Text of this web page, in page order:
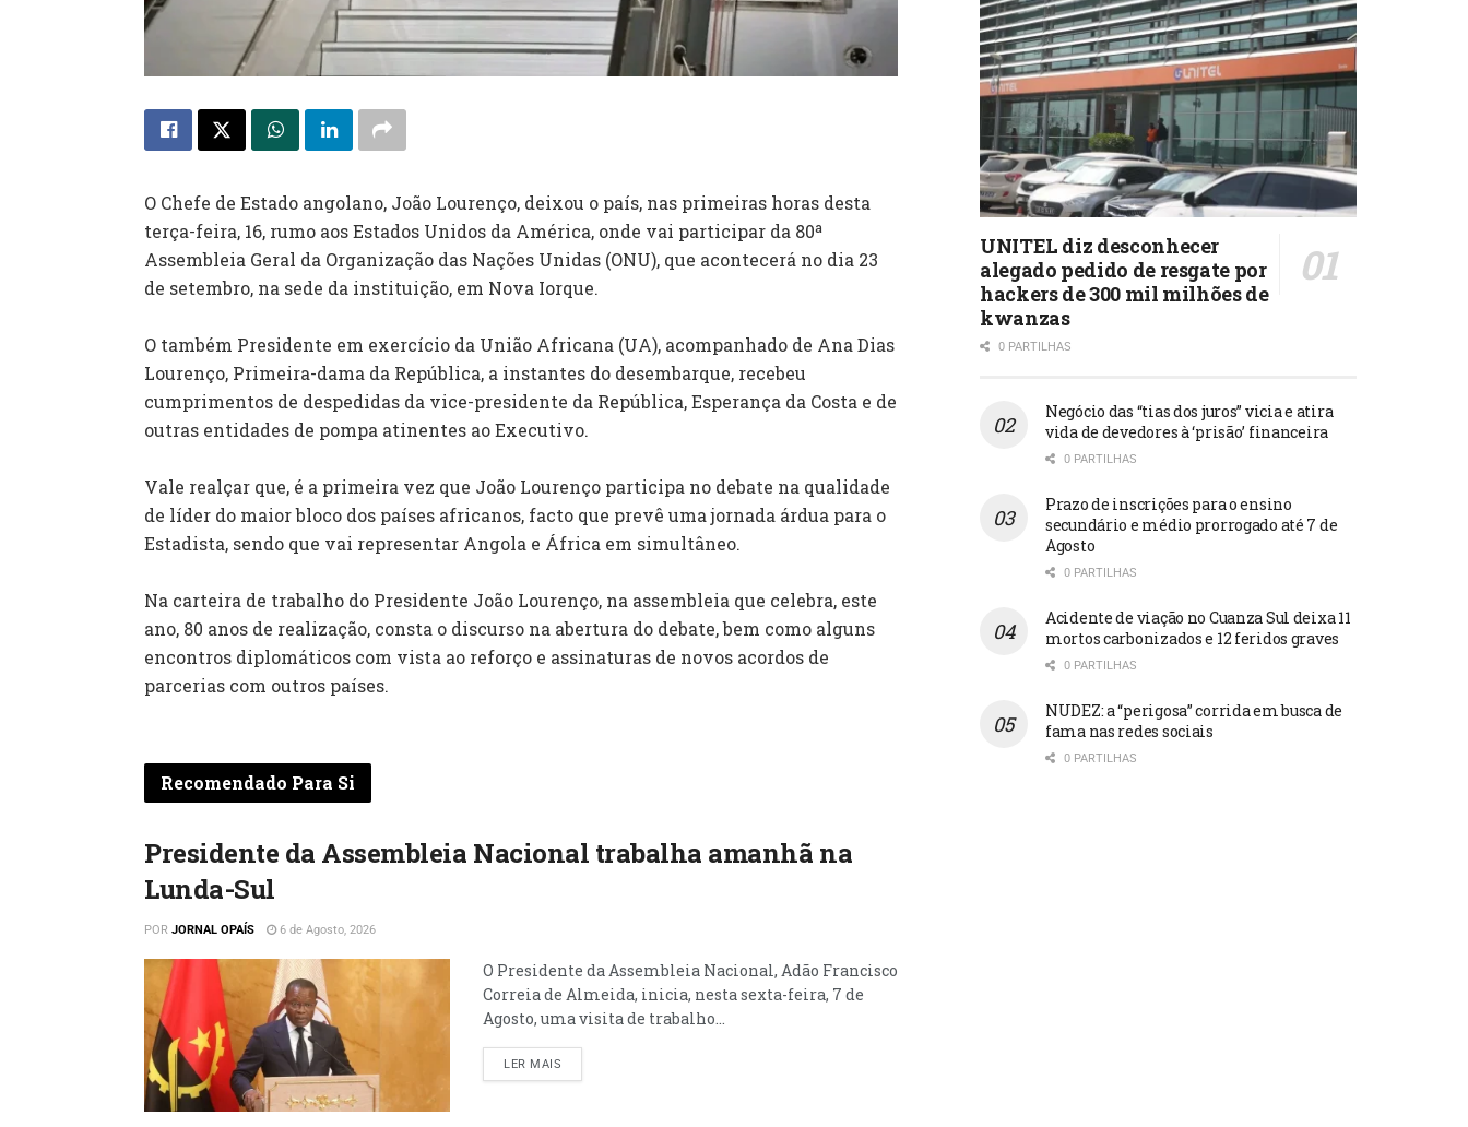
O Chefe de Estado angolano, João Lourenço, deixou o país, nas primeiras horas desta
terça-feira, 16, rumo aos Estados Unidos da América, onde vai participar da 80ª
Assembleia Geral da Organização das Nações Unidas (ONU), que acontecerá no dia 23
de setembro, na sede da instituição, em Nova Iorque.
‎O também Presidente em exercício da União Africana (UA), acompanhado de Ana Dias
Lourenço, Primeira-dama da República, a instantes do desembarque, recebeu
cumprimentos de despedidas da vice-presidente da República, Esperança da Costa e de
outras entidades de pompa atinentes ao Executivo.
‎Vale realçar que, é a primeira vez que João Lourenço participa no debate na qualidade
de líder do maior bloco dos países africanos, facto que prevê uma jornada árdua para o
Estadista, sendo que vai representar Angola e África em simultâneo.
‎Na carteira de trabalho do Presidente João Lourenço, na assembleia que celebra, este
ano, 80 anos de realização, consta o discurso na abertura do debate, bem como alguns
encontros diplomáticos com vista ao reforço e assinaturas de novos acordos de
parcerias com outros países.
Recomendado Para Si
Presidente da Assembleia Nacional trabalha amanhã na
Lunda-Sul
POR JORNAL OPAÍS 6 de Agosto, 2026
O Presidente da Assembleia Nacional, Adão Francisco
Correia de Almeida, inicia, nesta sexta-feira, 7 de
Agosto, uma visita de trabalho...
LER MAIS
UNITEL diz desconhecer
alegado pedido de resgate por
hackers de 300 mil milhões de
kwanzas
0 PARTILHAS
Negócio das “tias dos juros” vicia e atira
vida de devedores à ‘prisão’ financeira
0 PARTILHAS
Prazo de inscrições para o ensino
secundário e médio prorrogado até 7 de
Agosto
0 PARTILHAS
Acidente de viação no Cuanza Sul deixa 11
mortos carbonizados e 12 feridos graves
0 PARTILHAS
NUDEZ: a “perigosa” corrida em busca de
fama nas redes sociais
0 PARTILHAS